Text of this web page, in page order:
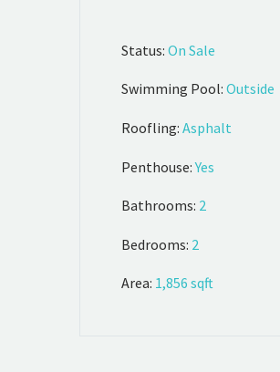
Status: On Sale
Swimming Pool: Outside
Roofling: Asphalt
Penthouse: Yes
Bathrooms: 2
Bedrooms: 2
Area: 1,856 sqft